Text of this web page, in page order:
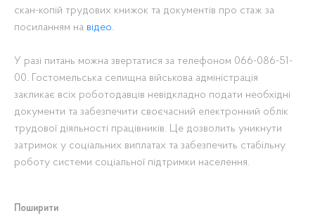
скан-копій трудових книжок та документів про стаж за
посиланням на відео.
У разі питань можна звертатися за телефоном 066-086-51-
00. Гостомельська селищна військова адміністрація
закликає всіх роботодавців невідкладно подати необхідні
документи та забезпечити своєчасний електронний облік
трудової діяльності працівників. Це дозволить уникнути
затримок у соціальних виплатах та забезпечить стабільну
роботу системи соціальної підтримки населення.
Поширити